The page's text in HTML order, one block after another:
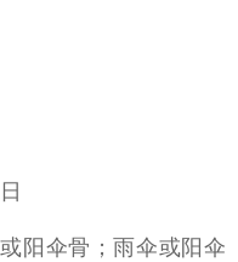
阳伞骨；雨伞或阳伞